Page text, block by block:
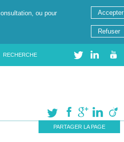
ou pour
Accepter
Refuser
RECHERCHE
PARTAGER LA PAGE